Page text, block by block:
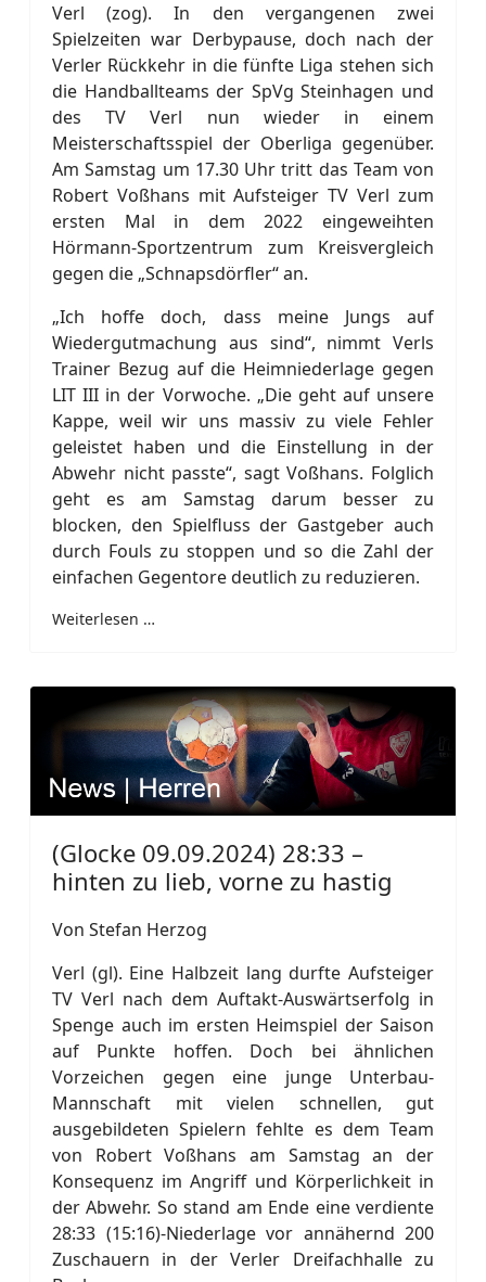
Verl (zog). In den vergangenen zwei
Spielzeiten war Derbypause, doch nach der
Verler Rückkehr in die fünfte Liga stehen sich
die Handballteams der SpVg Steinhagen und
des TV Verl nun wieder in einem
Meisterschaftsspiel der Oberliga gegenüber.
Am Samstag um 17.30 Uhr tritt das Team von
Robert Voßhans mit Aufsteiger TV Verl zum
ersten Mal in dem 2022 eingeweihten
Hörmann-Sportzentrum zum Kreisvergleich
gegen die „Schnapsdörfler“ an.
„Ich hoffe doch, dass meine Jungs auf
Wiedergutmachung aus sind“, nimmt Verls
Trainer Bezug auf die Heimniederlage gegen
LIT III in der Vorwoche. „Die geht auf unsere
Kappe, weil wir uns massiv zu viele Fehler
geleistet haben und die Einstellung in der
Abwehr nicht passte“, sagt Voßhans. Folglich
geht es am Samstag darum besser zu
blocken, den Spielfluss der Gastgeber auch
durch Fouls zu stoppen und so die Zahl der
einfachen Gegentore deutlich zu reduzieren.
Weiterlesen …
(Glocke 09.09.2024) 28:33 –
hinten zu lieb, vorne zu hastig
Von Stefan Herzog
Verl (gl). Eine Halbzeit lang durfte Aufsteiger
TV Verl nach dem Auftakt-Auswärtserfolg in
Spenge auch im ersten Heimspiel der Saison
auf Punkte hoffen. Doch bei ähnlichen
Vorzeichen gegen eine junge Unterbau-
Mannschaft mit vielen schnellen, gut
ausgebildeten Spielern fehlte es dem Team
von Robert Voßhans am Samstag an der
Konsequenz im Angriff und Körperlichkeit in
der Abwehr. So stand am Ende eine verdiente
28:33 (15:16)-Niederlage vor annähernd 200
Zuschauern in der Verler Dreifachhalle zu